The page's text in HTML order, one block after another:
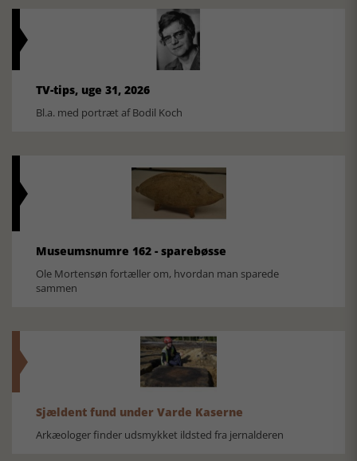
TV-tips, uge 31, 2026
Bl.a. med portræt af Bodil Koch
Museumsnumre 162 - sparebøsse
Ole Mortensøn fortæller om, hvordan man sparede
sammen
Sjældent fund under Varde Kaserne
Arkæologer finder udsmykket ildsted fra jernalderen